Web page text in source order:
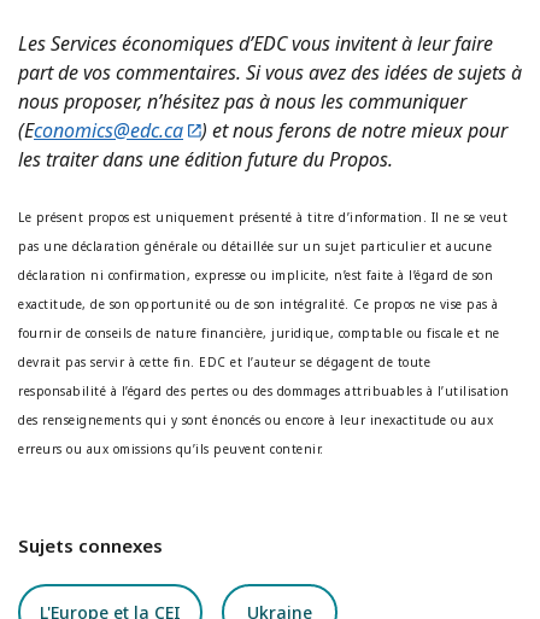
Les Services économiques d’EDC vous invitent à leur faire
part de vos commentaires. Si vous avez des idées de sujets à
nous proposer, n’hésitez pas à nous les communiquer
(Economics@edc.ca
) et nous ferons de notre mieux pour
les traiter dans une édition future du Propos.
Le présent propos est uniquement présenté à titre d’information. Il ne se veut
pas une déclaration générale ou détaillée sur un sujet particulier et aucune
déclaration ni confirmation, expresse ou implicite, n’est faite à l’égard de son
exactitude, de son opportunité ou de son intégralité. Ce propos ne vise pas à
fournir de conseils de nature financière, juridique, comptable ou fiscale et ne
devrait pas servir à cette fin. EDC et l’auteur se dégagent de toute
responsabilité à l’égard des pertes ou des dommages attribuables à l’utilisation
des renseignements qui y sont énoncés ou encore à leur inexactitude ou aux
erreurs ou aux omissions qu’ils peuvent contenir.
Sujets connexes
L'Europe et la CEI Ukraine